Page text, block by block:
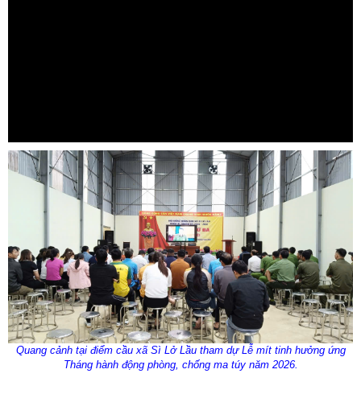
Quang cảnh tại điểm cầu xã Sì Lở Lầu tham dự Lễ mít tinh hưởng ứng
Tháng hành động phòng, chống ma túy năm 2026.